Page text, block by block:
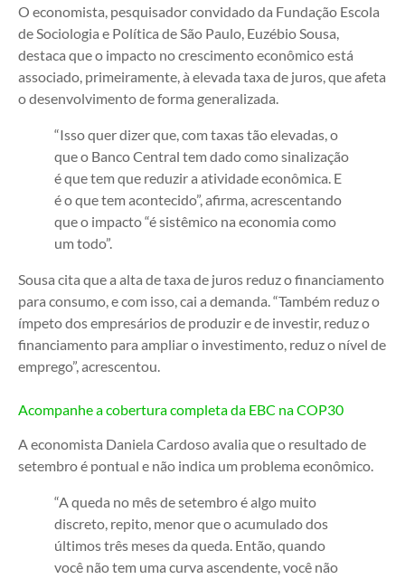
O economista, pesquisador convidado da Fundação Escola
de Sociologia e Política de São Paulo, Euzébio Sousa,
destaca que o impacto no crescimento econômico está
associado, primeiramente, à elevada taxa de juros, que afeta
o desenvolvimento de forma generalizada.
“Isso quer dizer que, com taxas tão elevadas, o
que o Banco Central tem dado como sinalização
é que tem que reduzir a atividade econômica. E
é o que tem acontecido”, afirma, acrescentando
que o impacto “é sistêmico na economia como
um todo”.
Sousa cita que a alta de taxa de juros reduz o financiamento
para consumo, e com isso, cai a demanda. “Também reduz o
ímpeto dos empresários de produzir e de investir, reduz o
financiamento para ampliar o investimento, reduz o nível de
emprego”, acrescentou.
Acompanhe a cobertura completa da EBC na COP30
A economista Daniela Cardoso avalia que o resultado de
setembro é pontual e não indica um problema econômico.
“A queda no mês de setembro é algo muito
discreto, repito, menor que o acumulado dos
últimos três meses da queda. Então, quando
você não tem uma curva ascendente, você não